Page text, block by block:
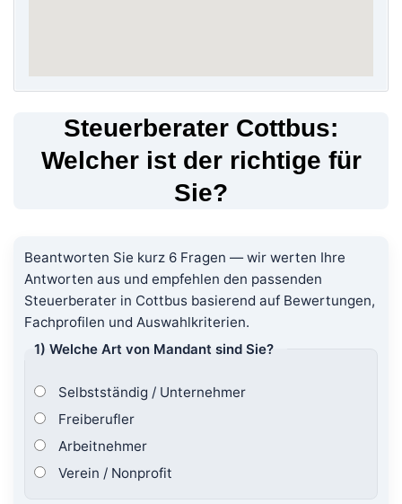
Steuerberater Cottbus:
Welcher ist der richtige für
Sie?
Beantworten Sie kurz 6 Fragen — wir werten Ihre
Antworten aus und empfehlen den passenden
Steuerberater in Cottbus basierend auf Bewertungen,
Fachprofilen und Auswahlkriterien.
1) Welche Art von Mandant sind Sie?
Selbstständig / Unternehmer
Freiberufler
Arbeitnehmer
Verein / Nonprofit